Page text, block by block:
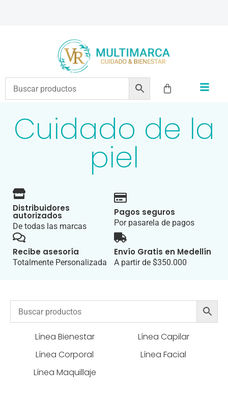
ENVÍOS A TODO EL PAÍS | RECIBIMOS TODOS LOS MEDIOS DE PAGO
Cuidado de la
piel
Distribuidores
autorizados
De todas las marcas
Pagos seguros
Por pasarela de pagos
Recibe asesoría
Totalmente Personalizada
Envío Gratis en Medellín
A partir de $350.000
Línea Bienestar
Línea Capilar
Línea Corporal
Línea Facial
Línea Maquillaje